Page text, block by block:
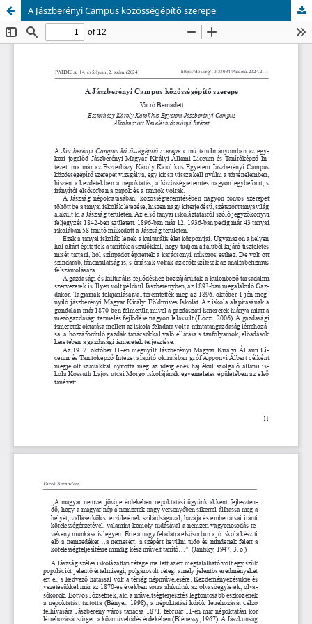
A Jászberényi Campus közösségépítő szerepe